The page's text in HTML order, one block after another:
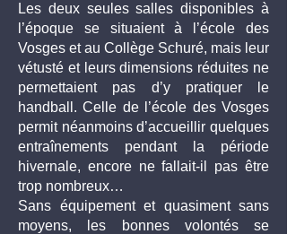
Les deux seules salles disponibles à
l’époque se situaient à l’école des
Vosges et au Collège Schuré, mais leur
vétusté et leurs dimensions réduites ne
permettaient pas d’y pratiquer le
handball. Celle de l’école des Vosges
permit néanmoins d’accueillir quelques
entraînements pendant la période
hivernale, encore ne fallait-il pas être
trop nombreux…
Sans équipement et quasiment sans
moyens, les bonnes volontés se